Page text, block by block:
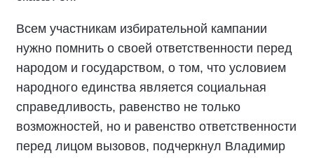
Всем участникам избирательной кампании
нужно помнить о своей ответственности перед
народом и государством, о том, что условием
народного единства является социальная
справедливость, равенство не только
возможностей, но и равенство ответственности
перед лицом вызовов, подчеркнул Владимир